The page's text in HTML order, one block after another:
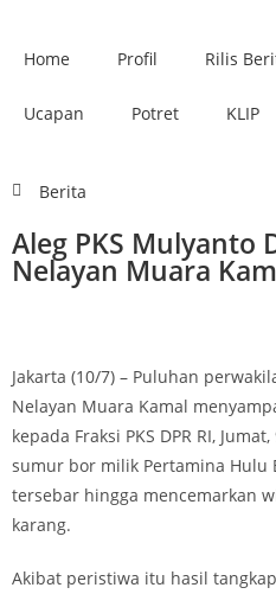
Home Profil Rilis
Ucapan Potret KLIP
Berita
Aleg PKS Mulyanto
Nelayan Muara
Jakarta (10/7) – Puluhan
Nelayan Muara Kamal
kepada Fraksi PKS DPR RI,
sumur bor milik Pertamina Hulu
tersebar hingga mencemarkan
karang.
Akibat peristiwa itu hasil